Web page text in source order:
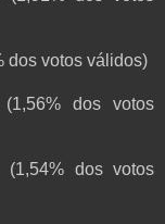
dos votos válidos)
dos votos
(1,54% dos votos